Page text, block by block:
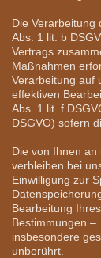
Die Verarbeitung
Abs. 1 lit. b
Vertrags
Maßnahmen
Verarbeitung auf
effektiven
Abs. 1 lit. f
DSGVO) sofern
Die von Ihnen
verbleiben bei
Einwilligung zur
Bearbeitung
Bestimmungen –
insbesondere
unberührt.